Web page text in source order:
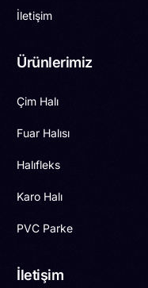
İletişim
Ürünlerimiz
Çim Halı
Fuar Halısı
Halıfleks
Karo Halı
PVC Parke
İletişim